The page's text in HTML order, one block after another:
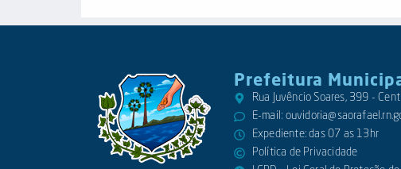
Prefeitura
Rua Juvêncio Soares, 399 -
E-mail:
Expediente: das 07 as 13hr
Política de Privacidade